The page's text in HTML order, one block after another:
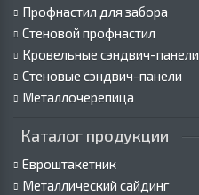
Профнастил для забора
Стеновой профнастил
Кровельные сэндвич-панели
Стеновые сэндвич-панели
Металлочерепица
Каталог продукции
Евроштакетник
Металлический сайдинг